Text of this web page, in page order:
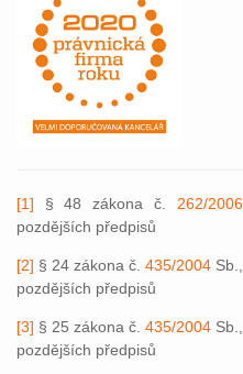
[1] § 48 zákona č. 262/2006
pozdějších předpisů
[2] § 24 zákona č. 435/2004
pozdějších předpisů
[3] § 25 zákona č. 435/2004
pozdějších předpisů